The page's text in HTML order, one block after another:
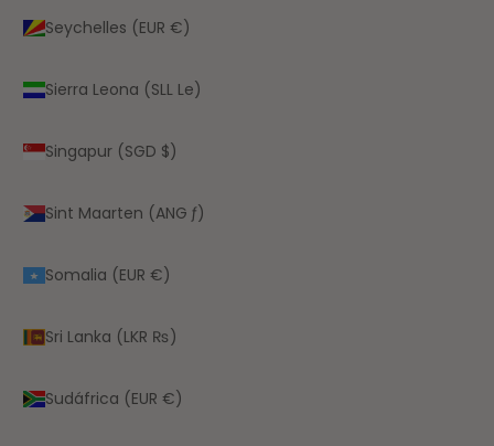
Seychelles (EUR €)
Sierra Leona (SLL Le)
Singapur (SGD $)
Sint Maarten (ANG ƒ)
Somalia (EUR €)
Sri Lanka (LKR ₨)
Sudáfrica (EUR €)